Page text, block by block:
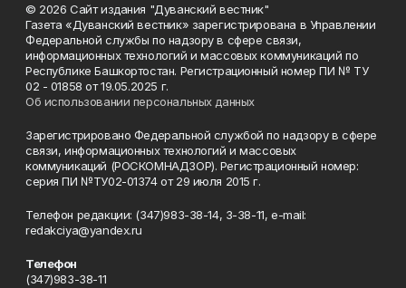
© 2026 Сайт издания "Дуванский вестник"
Газета «Дуванский вестник» зарегистрирована в Управлении
Федеральной службы по надзору в сфере связи,
информационных технологий и массовых коммуникаций по
Республике Башкортостан. Регистрационный номер ПИ № ТУ
02 - 01858 от 19.05.2025 г.
Об использовании персональных данных
Зарегистрировано Федеральной службой по надзору в сфере
связи, информационных технологий и массовых
коммуникаций (РОСКОМНАДЗОР). Регистрационный номер:
серия ПИ №ТУ02-01374 от 29 июля 2015 г.
Телефон редакции: (347)983-38-14, 3-38-11, e-mail:
redakciya@yandex.ru
Телефон
(347)983-38-11